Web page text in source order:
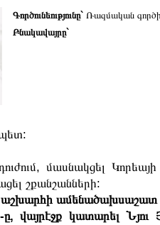
Գործունեությունը` Ռազմական
Բնակավայրը`
մասնակցել
շքանշանների:
աշխարհի
վայրէջք կատարել Նյու